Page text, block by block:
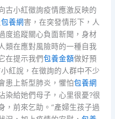
古小紅徵詢疫情應激反映的
包養網害，在突發情形下，人
度追蹤關心負面新聞，身材
類在應對風險時的一種自我
在提示我們包養金額做好預
紅說，在徵詢的人群中不少
患上新型肺炎，懼怕包養網
染給她們母子，心里很憂?很
，前來乞助。“產婦生孩子過